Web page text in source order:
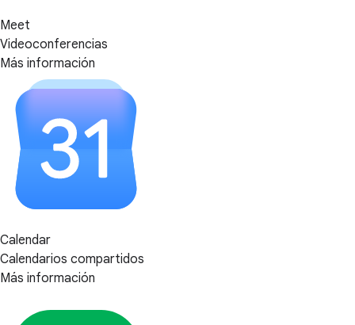
Meet
Videoconferencias
Más información
Calendar
Calendarios compartidos
Más información